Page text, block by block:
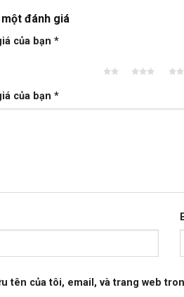
đánh giá
của bạn *
5 sao
sao
của bạn *
tên của tôi, email, và trang web